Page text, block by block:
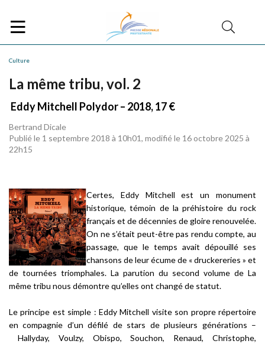
Culture
La même tribu, vol. 2
Eddy Mitchell Polydor – 2018, 17 €
Bertrand Dicale
Publié le 1 septembre 2018 à 10h01, modifié le 16 octobre 2025 à
22h15
Certes, Eddy Mitchell est un monument
historique, témoin de la préhistoire du rock
français et de décennies de gloire renouvelée.
On ne s’était peut-être pas rendu compte, au
passage, que le temps avait dépouillé ses
chansons de leur écume de « druckereries » et
de tournées triomphales. La parution du second volume de La
même tribu nous démontre qu’elles ont changé de statut.
Le principe est simple : Eddy Mitchell visite son propre répertoire
en compagnie d’un défilé de stars de plusieurs générations –
Hallyday, Voulzy, Obispo, Souchon, Renaud, Christophe,